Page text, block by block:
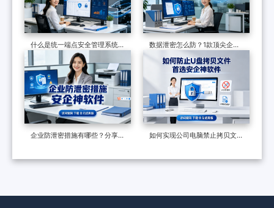
什么是统一端点安全管理系统？
六个核心功能了解它的真面目
数据泄密怎么防？1款顶尖企业
级数据防泄漏系统力荐，效果很
企业防泄密措施有哪些？分享一
维度措施
如何实现公司电脑禁止拷贝文件